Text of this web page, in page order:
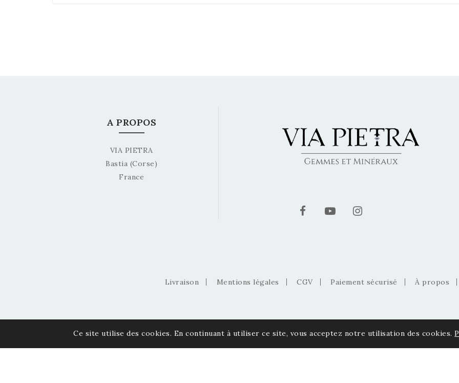
A PROPOS
VIA PIETRA
Bastia (Corse)
France
Livraison Mentions légales CGV Paiement sécurisé À propos
Ce site utilise des cookies. En continuant à utiliser ce site, vous acceptez notre utilisation des cookies.